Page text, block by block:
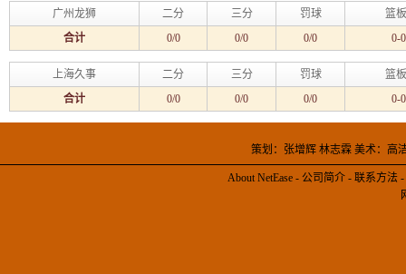
广州龙狮 二分 三分 罚球
篮
合计
0/0 0/0 0/0 0-
上海久事 二分 三分 罚球
篮
合计
0/0 0/0 0/0 0-
策划：张增辉 林志霖 美术：
About NetEase - 公司简介 - 联系方法 -